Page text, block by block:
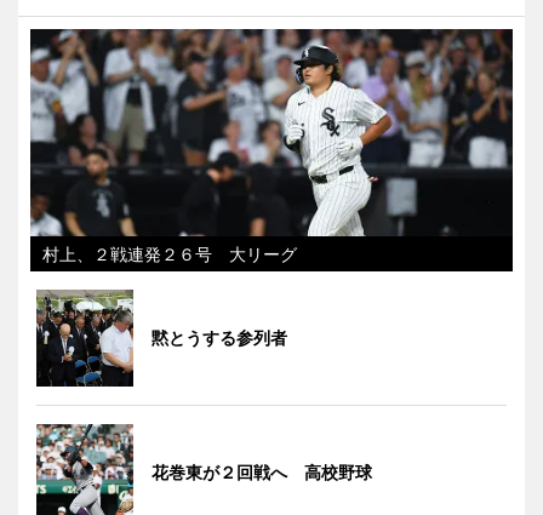
村上、２戦連発２６号 大リーグ
黙とうする参列者
花巻東が２回戦へ 高校野球